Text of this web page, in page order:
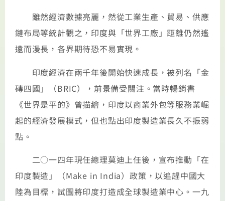
雖然經濟數據亮麗，然從工業生產、貿易、供應
鏈布局等統計觀之，印度與「世界工廠」距離仍然遙
遠而漫長，各界期待恐不易實現。
印度經濟在兩千年後開始快速成長，被列名「金
磚四國」（BRIC），前景備受關注。當時暢銷書
《世界是平的》曾描繪，印度以商業外包等服務業崛
起的經濟發展模式，但也點出印度製造業長久不振弱
點。
二○一四年現任總理莫迪上任後，宣布推動「在
印度製造」（Make in India）政策，以追趕中國大
陸為目標，試圖將印度打造成全球製造業中心。一九